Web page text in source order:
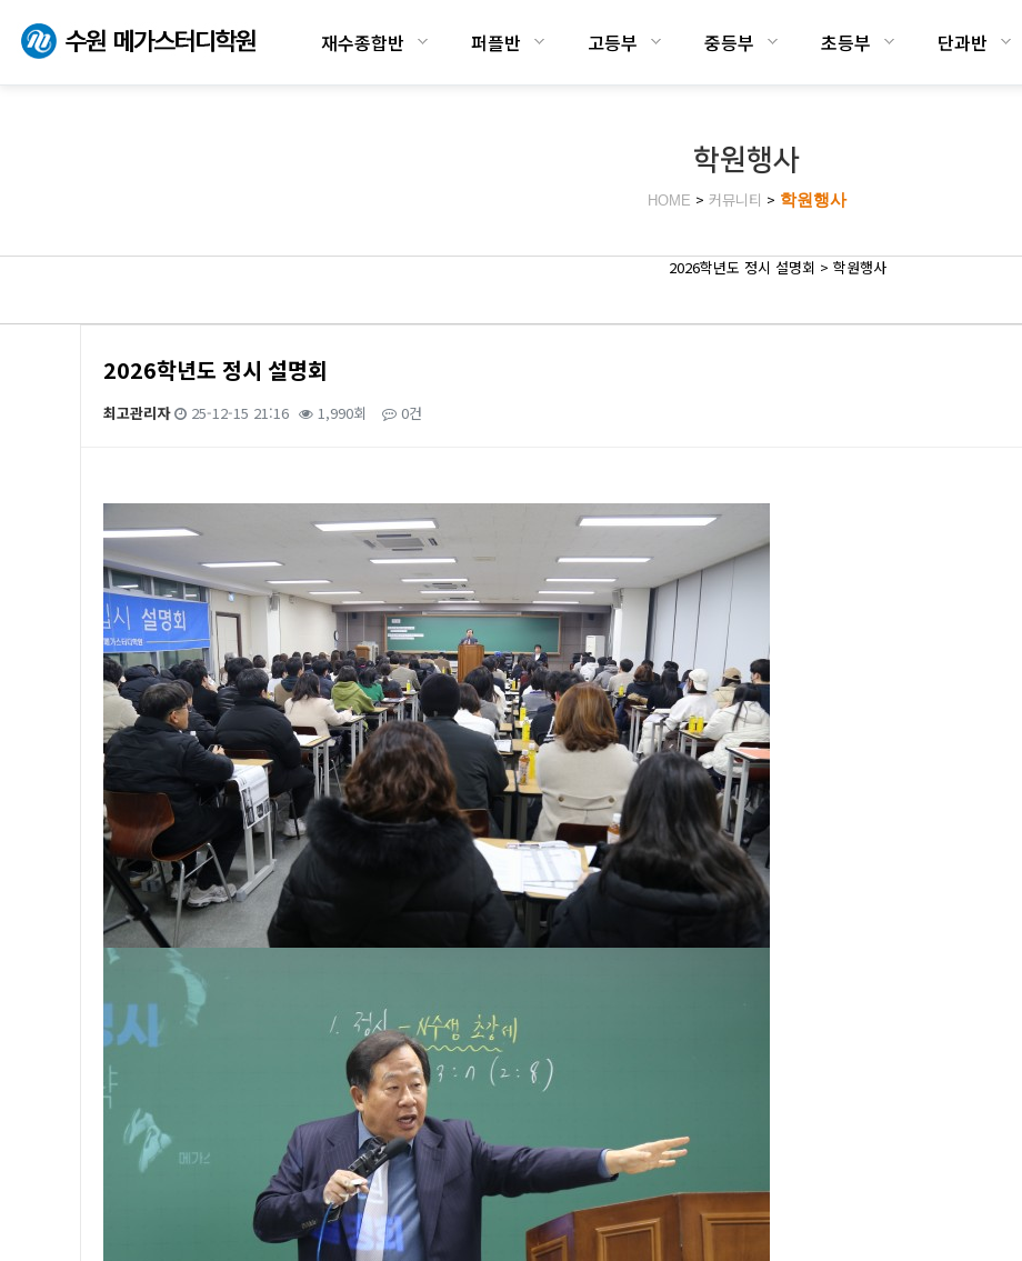
재수종합반 퍼플반 고등부 중등부 초등부 단과반
학원행사
HOME > 커뮤니티 > 학원행사
2026학년도 정시 설명회 > 학원행사
2026학년도 정시 설명회
최고관리자 25-12-15 21:16 1,990회 0건